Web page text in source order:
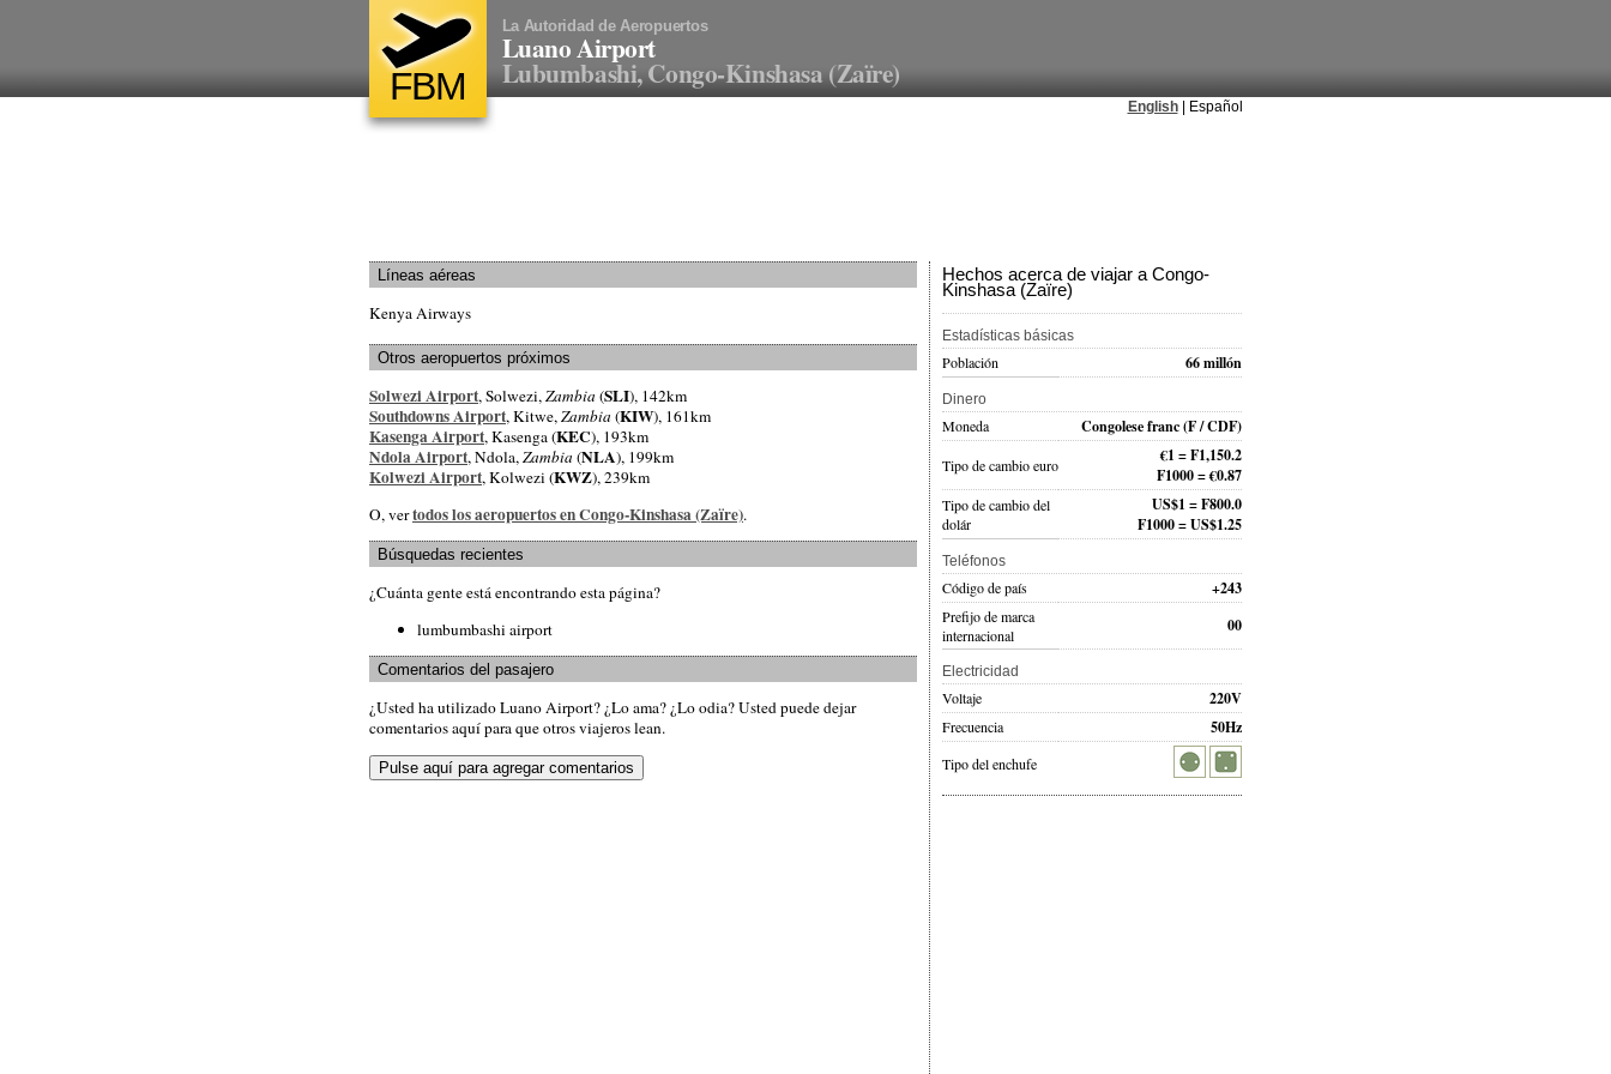
FBM
La Autoridad de Aeropuertos
Luano Airport
Lubumbashi, Congo-Kinshasa (Zaïre)
English| Español
Líneas aéreas
Kenya Airways
Otros aeropuertos próximos
Solwezi Airport, Solwezi,Zambia (SLI), 142km
Southdowns Airport, Kitwe,Zambia (KIW), 161km
Kasenga Airport, Kasenga (KEC), 193km
Ndola Airport, Ndola,Zambia (NLA), 199km
Kolwezi Airport, Kolwezi (KWZ), 239km
O, vertodos los aeropuertos en Congo-Kinshasa (Zaïre).
Búsquedas recientes
¿Cuánta gente está encontrando esta página?
lumbumbashi airport
Comentarios del pasajero
¿Usted ha utilizado Luano Airport? ¿Lo ama? ¿Lo odia? Usted puede dejar
comentarios aquí para que otros viajeros lean.
Hechos acerca de viajar a Congo-
Kinshasa (Zaïre)
Estadísticas básicas
Población 66 millón
Dinero
Moneda Congolese franc(F / CDF)
Tipo de cambio euro
€1 = F1,150.2
F1000 = €0.87
Tipo de cambio del
dolár
US$1 = F800.0
F1000 = US$1.25
Teléfonos
Código de país +243
Prefijo de marca
internacional
00
Electricidad
Voltaje 220V
Frecuencia 50Hz
Tipo del enchufe